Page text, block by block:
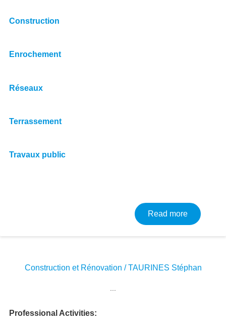
Construction
Enrochement
Réseaux
Terrassement
Travaux public
Read moreabout RV-
Construction et Rénovation / TAURINES Stéphan
...
Professional Activities